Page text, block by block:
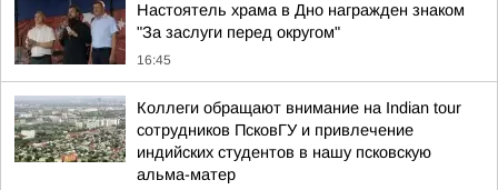
Настоятель храма в Дно награжден знаком
"За заслуги перед округом"
16:45
Коллеги обращают внимание на Indian tour
сотрудников ПсковГУ и привлечение
индийских студентов в нашу псковскую
альма-матер